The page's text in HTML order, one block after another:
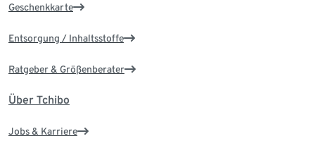
Geschenkkarte
Entsorgung / Inhaltsstoffe
Ratgeber & Größenberater
Über Tchibo
Jobs & Karriere